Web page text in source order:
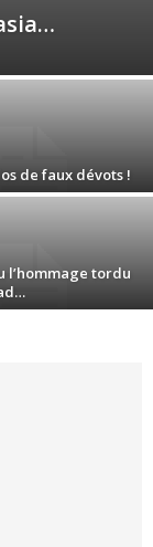
de faux dévots !
l’hommage tordu